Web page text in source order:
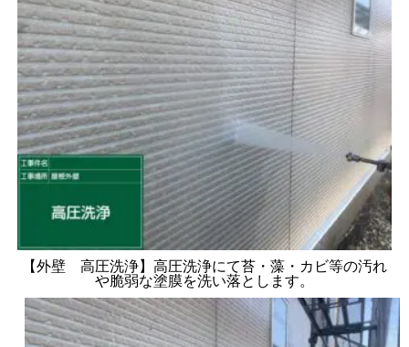
【外壁 高圧洗浄】高圧洗浄にて苔・藻・カビ等の汚れ
や脆弱な塗膜を洗い落とします。